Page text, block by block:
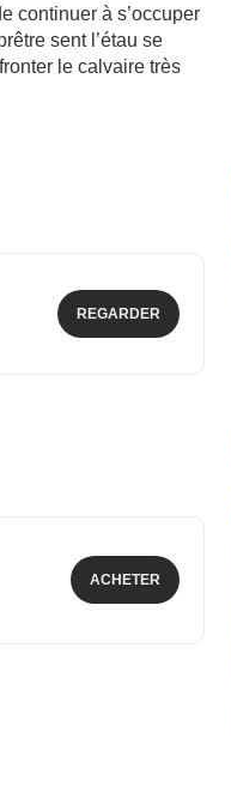
continuer à s’occuper
sent l’étau se
le calvaire très
REGARDER
ACHETER